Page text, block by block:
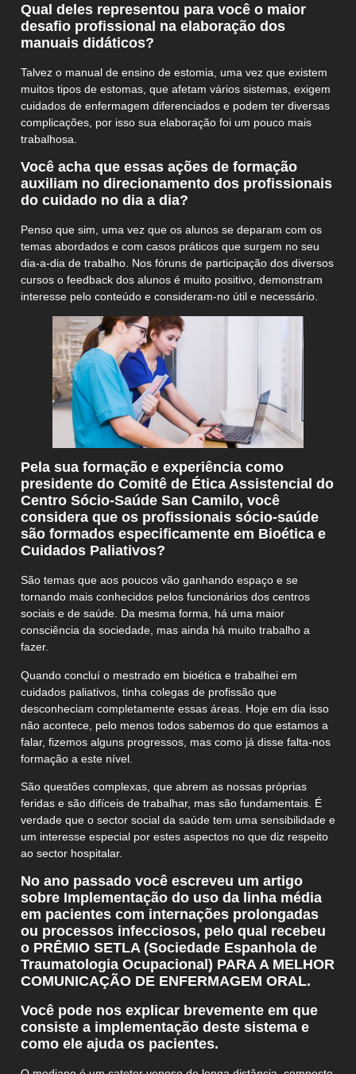
Qual deles representou para você o maior
desafio profissional na elaboração dos
manuais didáticos?
Talvez o manual de ensino de estomia, uma vez que existem
muitos tipos de estomas, que afetam vários sistemas, exigem
cuidados de enfermagem diferenciados e podem ter diversas
complicações, por isso sua elaboração foi um pouco mais
trabalhosa.
Você acha que essas ações de formação
auxiliam no direcionamento dos profissionais
do cuidado no dia a dia?
Penso que sim, uma vez que os alunos se deparam com os
temas abordados e com casos práticos que surgem no seu
dia-a-dia de trabalho. Nos fóruns de participação dos diversos
cursos o feedback dos alunos é muito positivo, demonstram
interesse pelo conteúdo e consideram-no útil e necessário.
Pela sua formação e experiência como
presidente do Comitê de Ética Assistencial do
Centro Sócio-Saúde San Camilo, você
considera que os profissionais sócio-saúde
são formados especificamente em Bioética e
Cuidados Paliativos?
São temas que aos poucos vão ganhando espaço e se
tornando mais conhecidos pelos funcionários dos centros
sociais e de saúde. Da mesma forma, há uma maior
consciência da sociedade, mas ainda há muito trabalho a
fazer.
Quando concluí o mestrado em bioética e trabalhei em
cuidados paliativos, tinha colegas de profissão que
desconheciam completamente essas áreas. Hoje em dia isso
não acontece, pelo menos todos sabemos do que estamos a
falar, fizemos alguns progressos, mas como já disse falta-nos
formação a este nível.
São questões complexas, que abrem as nossas próprias
feridas e são difíceis de trabalhar, mas são fundamentais. É
verdade que o sector social da saúde tem uma sensibilidade e
um interesse especial por estes aspectos no que diz respeito
ao sector hospitalar.
No ano passado você escreveu um artigo
sobre Implementação do uso da linha média
em pacientes com internações prolongadas
ou processos infecciosos, pelo qual recebeu
o PRÊMIO SETLA (Sociedade Espanhola de
Traumatologia Ocupacional) PARA A MELHOR
COMUNICAÇÃO DE ENFERMAGEM ORAL.
Você pode nos explicar brevemente em que
consiste a implementação deste sistema e
como ele ajuda os pacientes.